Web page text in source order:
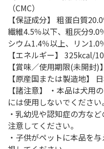
（CMC）
【保証成分】 粗蛋白質
繊維4.5％以下、粗灰分9.0
シウム1.4％以上、リン1.0
【エネルギー】 325kcal/
【賞味／使用期限(未開封)
【原産国または製造地】
【諸注意】 ・本品は犬用
には使用しないでください。
・乳幼児や認知症の方な
注意してください。
・子供がペットに本品を